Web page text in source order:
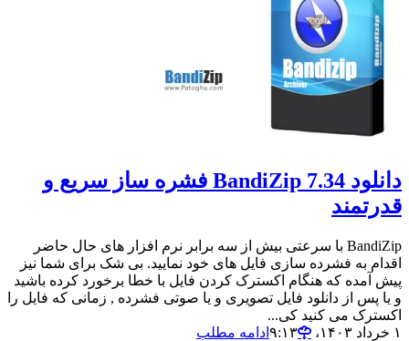
دانلود BandiZip 7.34 فشره ساز سریع و
قدرتمند
BandiZip با سرعتی بیش از سه برابر نرم افزار های حال حاضر
اقدام به فشرده سازی فایل های خود نمایید. بی شک برای شما نیز
پیش آمده که هنگام اکسترک کردن فایل با خطا برخورد کرده باشید
و یا پس از دانلود فایل تصویری و یا صوتی فشرده , زمانی که فایل را
اکسترک می کنید کی...
۱ خرداد ۱۴۰۳،‏ ۹:۱۳
ادامه مطلب